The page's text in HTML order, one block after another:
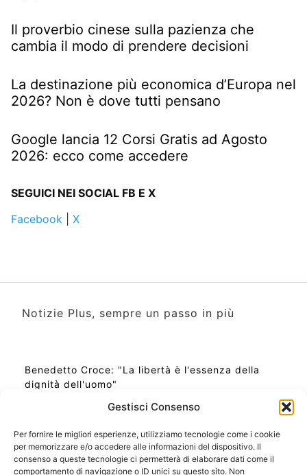
Gestisci Consenso
Per fornire le migliori esperienze, utilizziamo tecnologie come i cookie
per memorizzare e/o accedere alle informazioni del dispositivo. Il
consenso a queste tecnologie ci permetterà di elaborare dati come il
comportamento di navigazione o ID unici su questo sito. Non
Il proverbio cinese sulla pazienza che
cambia il modo di prendere decisioni
La destinazione più economica d’Europa nel
2026? Non è dove tutti pensano
Google lancia 12 Corsi Gratis ad Agosto
2026: ecco come accedere
SEGUICI NEI SOCIAL FB E X
Facebook
X
Notizie Plus, sempre un passo in più
Benedetto Croce: "La libertà è l'essenza della
dignità dell'uomo"
Ora Esatta in Italia in questo momento
Ti Senti Strano Ultimamente? Potrebbe Essere per